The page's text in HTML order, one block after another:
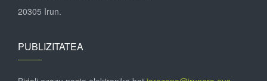
20305 Irun.
PUBLIZITATEA